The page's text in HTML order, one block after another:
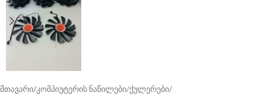
მთავარი/კომპიუტერის ნაწილები/ქულერები/